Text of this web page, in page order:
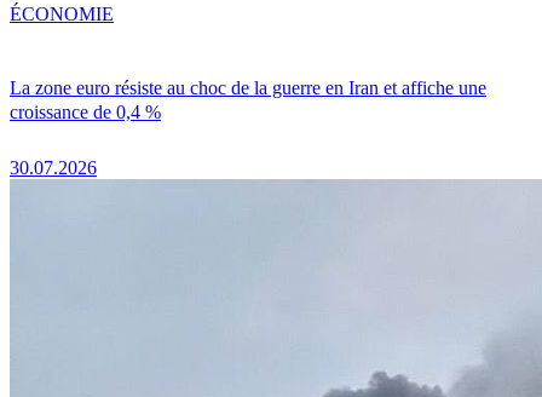
La zone euro résiste au choc de la guerre en Iran et affiche une
croissance de 0,4 %
30.07.2026
ÉCONOMIE